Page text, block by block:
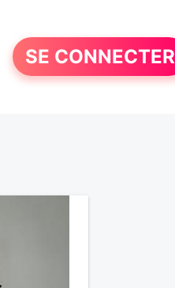
SE CONNECTER